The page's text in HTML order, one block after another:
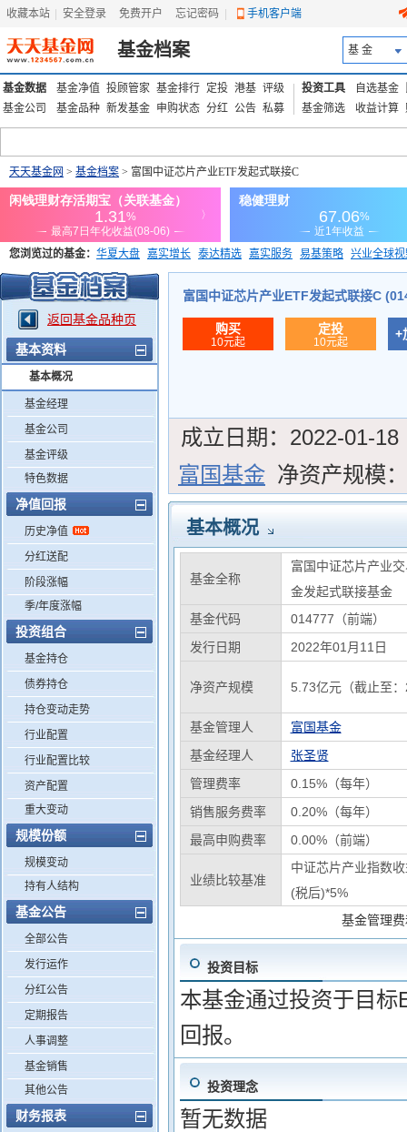
收藏本站 安全登录 免费开户 忘记密码 手机客户端
基金档案 基 金
基金数据 基金净值 投顾管家 基金排行 定投 港基 评级
基金公司
基金品种 新发基金 申购状态 分红 公告 私募
投资工具 自选基金
基金筛选
收益计算
天天基金网 > 基金档案 > 富国中证芯片产业ETF发起式联接C
您浏览过的基金： 华夏大盘 嘉实增长 泰达精选 嘉实服务 易基策略 兴业全球
添富优势 华安宏利 上证180价值ETF
返回基金品种页
基本资料
基本概况
基金经理
基金公司
基金评级
特色数据
净值回报
历史净值
分红送配
阶段涨幅
季/年度涨幅
投资组合
基金持仓
债券持仓
持仓变动走势
行业配置
行业配置比较
资产配置
重大变动
规模份额
规模变动
持有人结构
基金公告
全部公告
发行运作
分红公告
定期报告
人事调整
基金销售
其他公告
财务报表
富国中证芯片产业ETF发起式联接C
购买
10元起
定投
10元起
+
成立日期： 2022-01-18
富国基金 净资产规模：
基本概况
基金全称
富国中证芯片产业
金发起式联接基金
基金代码
014777（前端）
发行日期
2022年01月11日
净资产规模 5.73亿元（截止至
基金管理人
富国基金
基金经理人
张圣贤
管理费率
0.15%（每年）
销售服务费率
0.20%（每年）
最高申购费率
0.00%（前端）
业绩比较基准
中证芯片产业指数
(税后)*5%
基金管理
投资目标
本基金通过投资于目
回报。
投资理念
暂无数据